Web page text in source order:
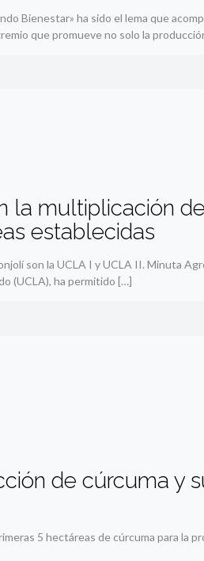
Bienestar» ha sido el lema que
que promueve no solo la
la multiplicación
establecidas
son la UCLA I y UCLA II. Minuta
(UCLA), ha permitido […]
de cúrcuma y
5 hectáreas de cúrcuma para la